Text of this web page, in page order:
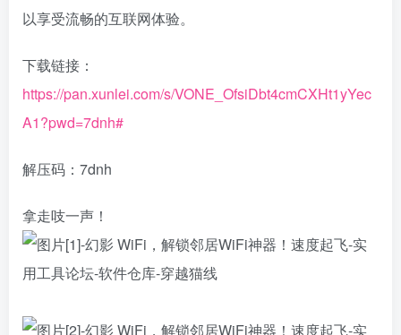
以享受流畅的互联网体验。
下载链接：
https://pan.xunlei.com/s/VONE_OfsiDbt4cmCXHt1yYec
A1?pwd=7dnh#
解压码：7dnh
拿走吱一声！